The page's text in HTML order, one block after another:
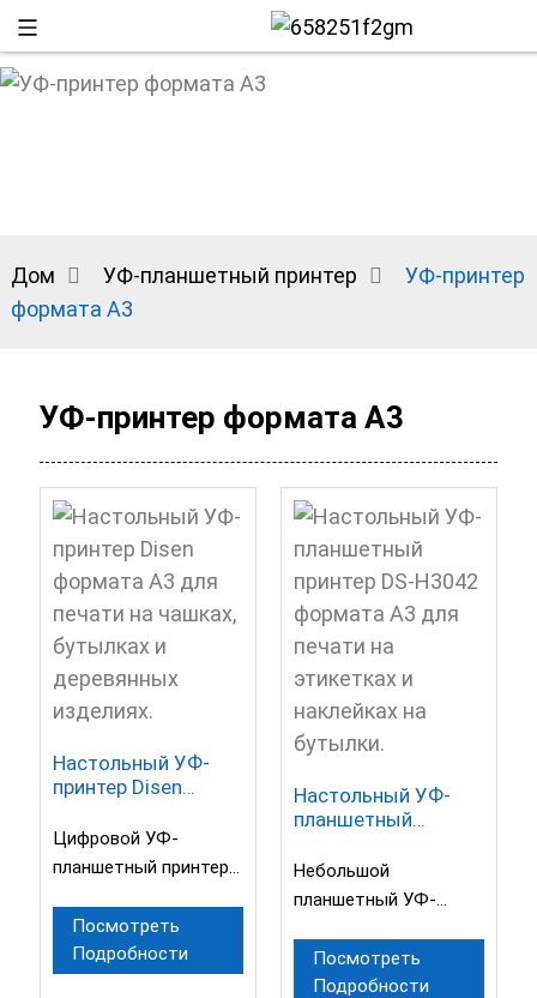
Дом УФ-планшетный принтер
УФ-принтер
формата А3
УФ-принтер формата А3
Настольный УФ-
принтер Disen
печати на чашках,
бутылках и
изделиях.
Цифровой УФ-
планшетный принтер
высокотехнологичный
полноцветный
Посмотреть
Подробности
Настольный УФ-
планшетный
формата A3 для
печати на этикетках
бутылки.
Небольшой
планшетный УФ-
высокоскоростная
печать. Может
Посмотреть
Подробности